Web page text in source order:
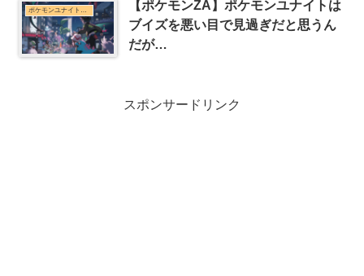
ポケモンユナイトまとめ
【ポケモンZA】ポケモンユナイトは
ブイズを悪い目で見過ぎだと思うん
だが…
スポンサードリンク